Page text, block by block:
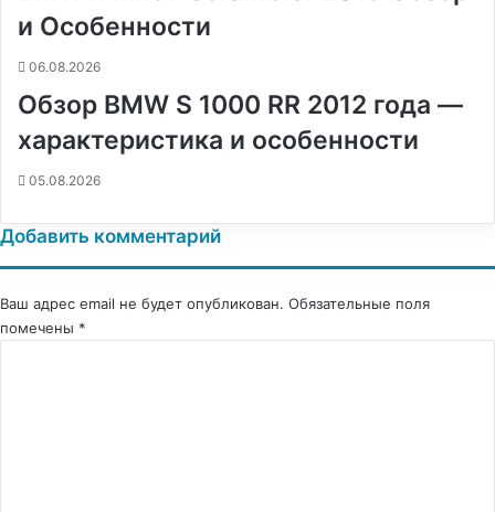
и Особенности
06.08.2026
Обзор BMW S 1000 RR 2012 года —
характеристика и особенности
05.08.2026
Добавить комментарий
Ваш адрес email не будет опубликован. Обязательные поля
помечены *